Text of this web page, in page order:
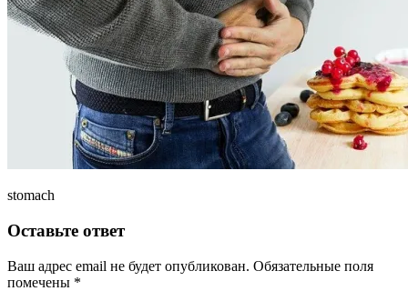
stomach
Оставьте ответ
Ваш адрес email не будет опубликован. Обязательные поля
помечены *